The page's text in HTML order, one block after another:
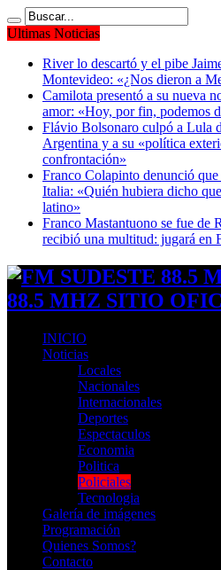
Ultimas Noticias
River lo descartó y el pibe
Montevideo: «¿Nos dieron a
Camilota presentó a su nueva
amor: «Hoy, por fin, podemos
Flávio Bolsonaro culpó a Lula
Argentina y a su «política
confrontación»
Franco Colapinto denunció
Italia: «Quién hubiera dicho
latino»
Franco Mastantuono se fue de
recibió una multitud: jugará en
88.5 MHZ SITIO
INICIO
Noticias
Locales
Nacionales
Internacionales
Deportes
Espectaculos
Economia
Politica
Policiales
Tecnologia
Galería de imágenes
Programación
Quienes Somos?
Contacto